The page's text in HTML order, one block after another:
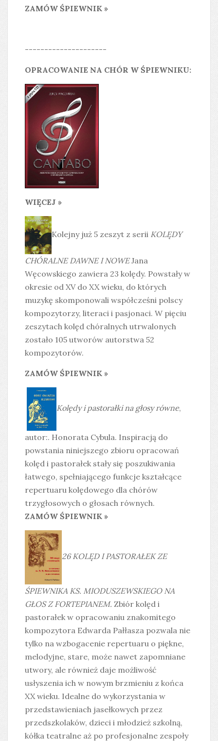
ZAMÓW ŚPIEWNIK »
---------------------
OPRACOWANIE NA CHÓR W ŚPIEWNIKU:
WIĘCEJ »
Kolejny już 5 zeszyt z serii KOLĘDY
CHÓRALNE DAWNE I NOWEJana
Węcowskiego zawiera 23 kolędy. Powstały w
okresie od XV do XX wieku, do których
muzykę skomponowali współcześni polscy
kompozytorzy, literaci i pasjonaci. W pięciu
zeszytach kolęd chóralnych utrwalonych
zostało 105 utworów autorstwa 52
kompozytorów.
ZAMÓW ŚPIEWNIK »
Kolędy i pastorałki na głosy równe,
autor:. Honorata Cybula. Inspiracją do
powstania niniejszego zbioru opracowań
kolęd i pastorałek stały się poszukiwania
łatwego, spełniającego funkcje kształcące
repertuaru kolędowego dla chórów
trzygłosowych o głosach równych.
ZAMÓW ŚPIEWNIK »
26 KOLĘD I PASTORAŁEK ZE
ŚPIEWNIKA KS. MIODUSZEWSKIEGO NA
GŁOS Z FORTEPIANEM. Zbiór kolęd i
pastorałek w opracowaniu znakomitego
kompozytora Edwarda Pałłasza pozwala nie
tylko na wzbogacenie repertuaru o piękne,
melodyjne, stare, może nawet zapomniane
utwory, ale również daje możliwość
usłyszenia ich w nowym brzmieniu z końca
XX wieku. Idealne do wykorzystania w
przedstawieniach jasełkowych przez
przedszkolaków, dzieci i młodzież szkolną,
kółka teatralne aż po profesjonalne zespoły